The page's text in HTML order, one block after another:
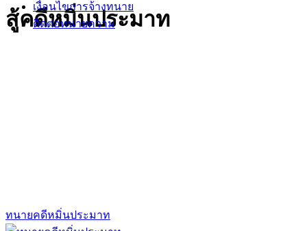
เงื่อนไขการจ้างทนาย
ติดต่อทนายความ
สู้คดีหมิ่นประมาท
ทนายคดีหมิ่นประมาท